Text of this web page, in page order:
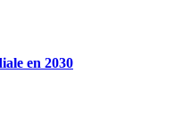
en 2030